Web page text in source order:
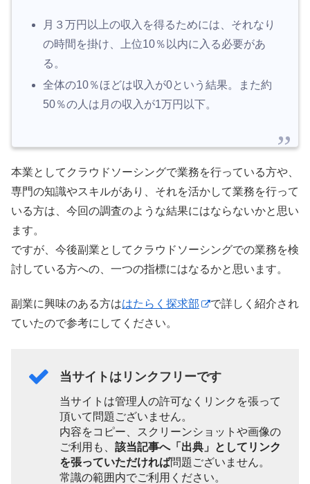
月３万円以上の収入を得るためには、それなり
の時間を掛け、上位10％以内に入る必要があ
る。
全体の10％ほどは収入が0という結果。また約
50％の人は月の収入が1万円以下。
本業としてクラウドソーシングで業務を行っている方や、
専門の知識やスキルがあり、それを活かして業務を行って
いる方は、今回の調査のような結果にはならないかと思い
ます。
ですが、今後副業としてクラウドソーシングでの業務を検
討している方への、一つの指標にはなるかと思います。
副業に興味のある方ははたらく探求部
で詳しく紹介され
ていたので参考にしてください。
当サイトはリンクフリーです
当サイトは管理人の許可なくリンクを張って
頂いて問題ございません。
内容をコピー、スクリーンショットや画像の
ご利用も、 該当記事へ「出典」としてリンク
を張っていただければ問題ございません。
常識の範囲内でご利用ください。